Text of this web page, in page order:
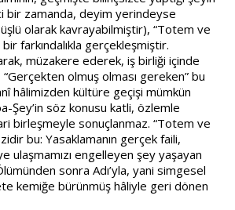
bir zamanda, deyim yerindeyse
olarak kavrayabilmiştir), “Totem ve
farkındalıkla gerçekleşmiştir.
müzakere ederek, iş birliği içinde
olmuş olması gereken” bu
hâlimizden kültüre geçişi mümkün
Şey’in söz konusu katli, özlemle
birleşmeyle sonuçlanmaz. “Totem ve
bu: Yasaklamanın gerçek faili,
ulaşmamızı engelleyen şey yaşayan
sonra Adı’yla, yani simgesel
ete kemiğe bürünmüş hâliyle geri dönen